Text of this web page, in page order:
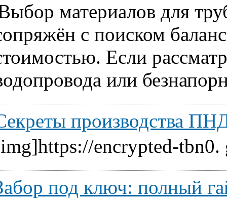
материалов для
с поиском
Если
или
производства
encrypted-tbn0.
под ключ: полный